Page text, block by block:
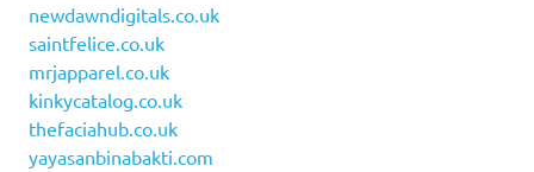
newdawndigitals.co.uk
saintfelice.co.uk
mrjapparel.co.uk
kinkycatalog.co.uk
thefaciahub.co.uk
yayasanbinabakti.com